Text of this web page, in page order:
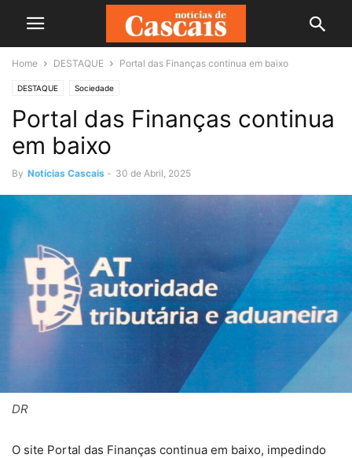
Home DESTAQUE Portal das Finanças continua em baixo
DESTAQUE Sociedade
Portal das Finanças continua
em baixo
By Notícias Cascais - 30 de Abril, 2025
DR
O site Portal das Finanças continua em baixo, impedindo